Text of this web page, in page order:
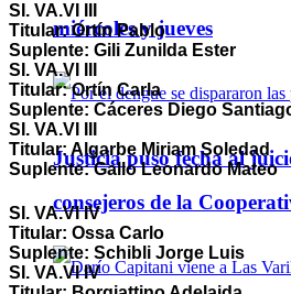
miércoles y jueves
Justicia puso fecha al
consejeros de la
SI. VA.VI III
Titular: Ortín Pablo
Suplente: Gili Zunilda Ester
SI. VA.VI III
Titular: Ortín Carla
Suplente: Cáceres Diego
SI. VA.VI III
Titular: Algarbe Miriam Soledad
Suplente: Gallo Leonardo Mateo
SI. VA.VI IV
Titular: Ossa Carlo
Suplente: Schibli Jorge Luis
SI. VA.VI IV